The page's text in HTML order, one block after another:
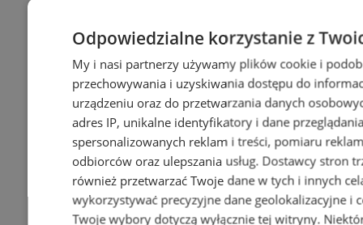
Odpowiedzialne korzystanie z
My i nasi partnerzy używamy plików cookie i
przechowywania i uzyskiwania dostępu do
urządzeniu oraz do przetwarzania danych
adres IP, unikalne identyfikatory i dane
spersonalizowanych reklam i treści, pomiaru
odbiorców oraz ulepszania usług. Dostawcy stron
również przetwarzać Twoje dane w tych i innych
wykorzystywać precyzyjne dane geolokalizacyjne i
Twoje wybory dotyczą wyłącznie tej witryny.